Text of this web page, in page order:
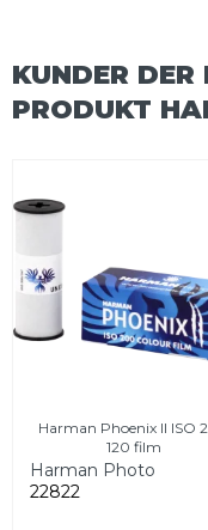
KUNDER
PRODUKT
Harman Phoenix II ISO
120 film
Harman Photo
22822